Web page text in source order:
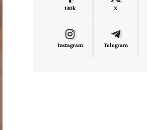
130k X
Instagram Telegram